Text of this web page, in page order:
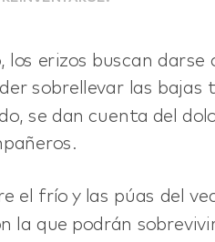
erizos buscan darse
sobrellevar las bajas
se dan cuenta del
el frío y las púas del
la que podrán